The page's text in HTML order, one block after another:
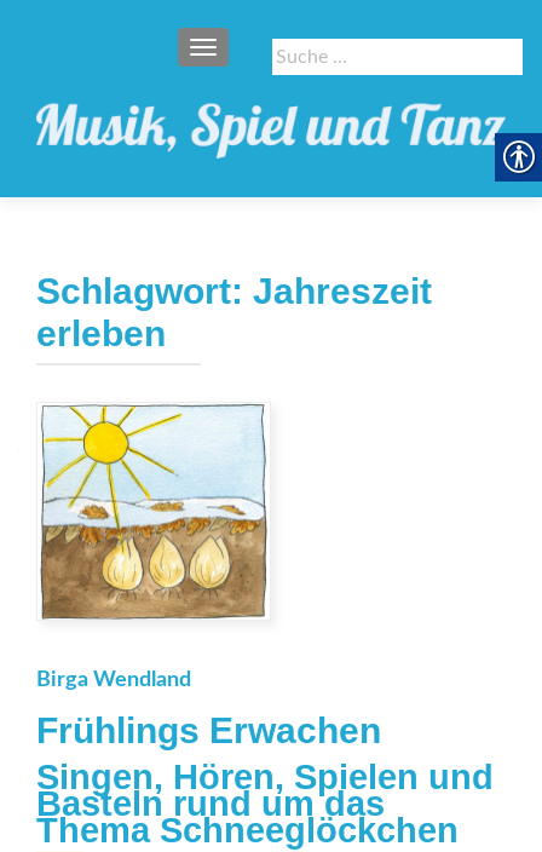
Suche
nach:
SCHALTE NAVIGATION
Schlagwort: Jahreszeit
erleben
Birga Wendland
Frühlings Erwachen
Singen, Hören, Spielen und
Basteln rund um das
Thema Schneeglöckchen